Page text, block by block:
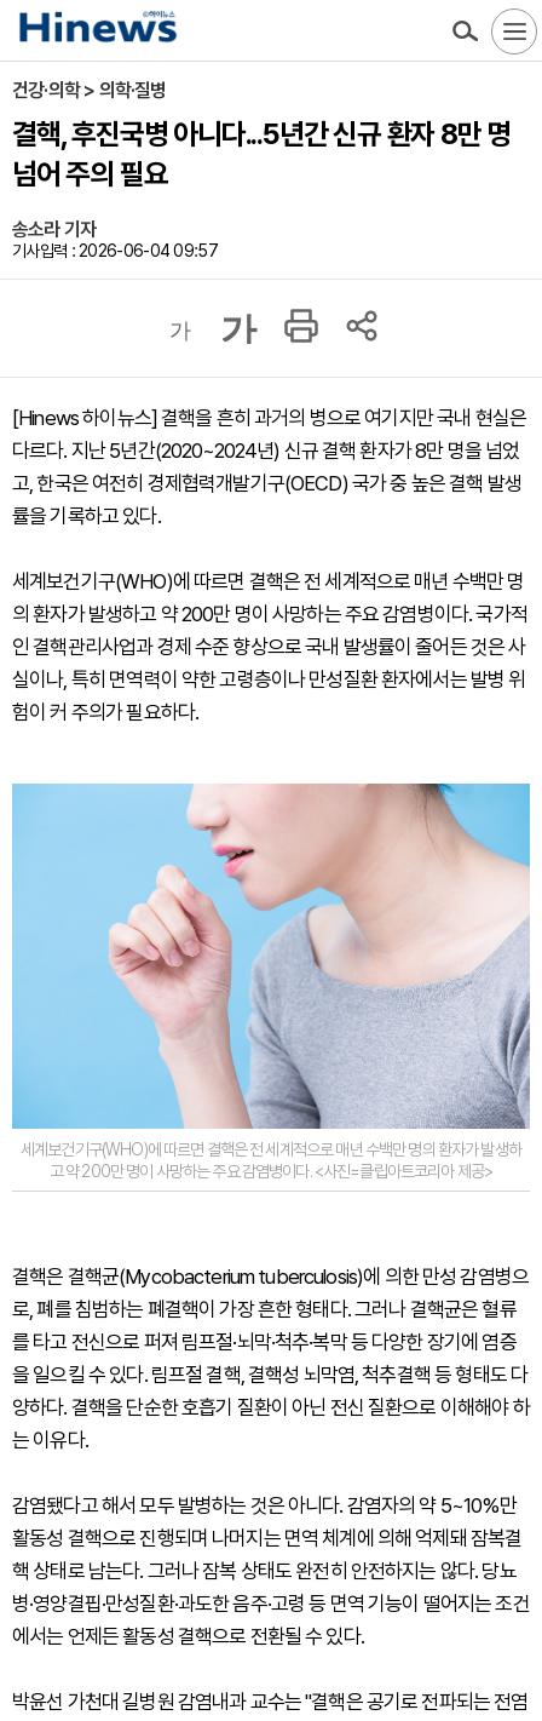
건강·의학 > 의학·질병
결핵, 후진국병 아니다...5년간 신규 환자 8만 명
넘어 주의 필요
송소라 기자
기사입력 : 2026-06-04 09:57
가 가
[Hinews 하이뉴스] 결핵을 흔히 과거의 병으로 여기지만 국내 현실은
다르다. 지난 5년간(2020~2024년) 신규 결핵 환자가 8만 명을 넘었
고, 한국은 여전히 경제협력개발기구(OECD) 국가 중 높은 결핵 발생
률을 기록하고 있다.
세계보건기구(WHO)에 따르면 결핵은 전 세계적으로 매년 수백만 명
의 환자가 발생하고 약 200만 명이 사망하는 주요 감염병이다. 국가적
인 결핵관리사업과 경제 수준 향상으로 국내 발생률이 줄어든 것은 사
실이나, 특히 면역력이 약한 고령층이나 만성질환 환자에서는 발병 위
험이 커 주의가 필요하다.
세계보건기구(WHO)에 따르면 결핵은 전 세계적으로 매년 수백만 명의 환자가 발생하
고 약 200만 명이 사망하는 주요 감염병이다. <사진=클립아트코리아 제공>
결핵은 결핵균(Mycobacterium tuberculosis)에 의한 만성 감염병으
로, 폐를 침범하는 폐결핵이 가장 흔한 형태다. 그러나 결핵균은 혈류
를 타고 전신으로 퍼져 림프절·뇌막·척추·복막 등 다양한 장기에 염증
을 일으킬 수 있다. 림프절 결핵, 결핵성 뇌막염, 척추결핵 등 형태도 다
양하다. 결핵을 단순한 호흡기 질환이 아닌 전신 질환으로 이해해야 하
는 이유다.
감염됐다고 해서 모두 발병하는 것은 아니다. 감염자의 약 5~10%만
활동성 결핵으로 진행되며 나머지는 면역 체계에 의해 억제돼 잠복결
핵 상태로 남는다. 그러나 잠복 상태도 완전히 안전하지는 않다. 당뇨
병·영양결핍·만성질환·과도한 음주·고령 등 면역 기능이 떨어지는 조건
에서는 언제든 활동성 결핵으로 전환될 수 있다.
박윤선 가천대 길병원 감염내과 교수는 "결핵은 공기로 전파되는 전염